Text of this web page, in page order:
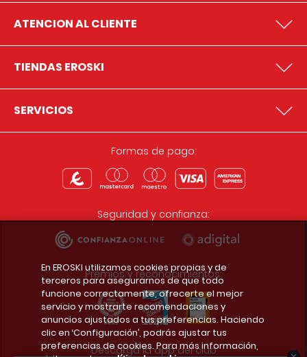
ATENCION AL CLIENTE
TIENDAS EROSKI
SERVICIOS
Formas de pago:
Seguridad y confianza:
Premios y reconocimientos:
Descarga la app del club
En EROSKI utilizamos cookies propias y de
terceros para asegurarnos de que todo
funcione correctamente, ofrecerte el mejor
servicio y mostrarte recomendaciones y
anuncios ajustados a tus preferencias. Haciendo
clic en ‘Configuración’, podrás ajustar tus
preferencias de cookies. Para más información,